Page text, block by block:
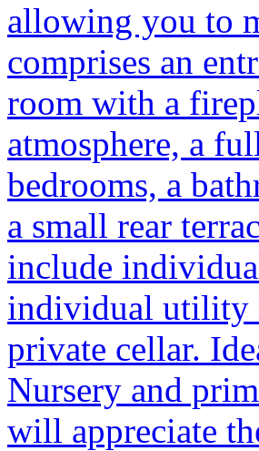
allowing you to
comprises an
room with a
atmosphere, a
bedrooms, a
a small rear
include
individual utility
private cellar.
Nursery and
will appreciate